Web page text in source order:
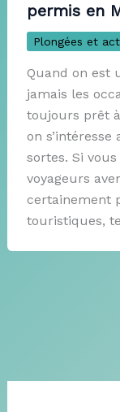
permis en
Plongées et
Quand on est
jamais les
toujours prêt
on
sortes. Si
voyageurs
certainement
touristiques,